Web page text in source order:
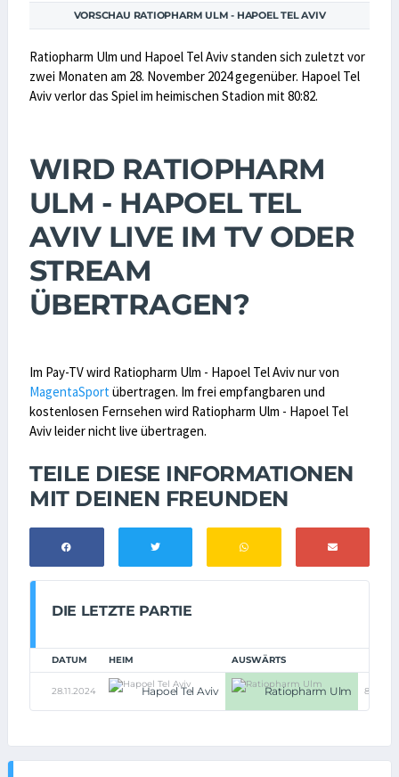
VORSCHAU RATIOPHARM ULM - HAPOEL TEL AVIV
Ratiopharm Ulm und Hapoel Tel Aviv standen sich zuletzt vor
zwei Monaten am 28. November 2024 gegenüber. Hapoel Tel
Aviv verlor das Spiel im heimischen Stadion mit 80:82.
WIRD RATIOPHARM
ULM - HAPOEL TEL
AVIV LIVE IM TV ODER
STREAM
ÜBERTRAGEN?
Im Pay-TV wird Ratiopharm Ulm - Hapoel Tel Aviv nur von
MagentaSportübertragen. Im frei empfangbaren und
kostenlosen Fernsehen wird Ratiopharm Ulm - Hapoel Tel
Aviv leider nicht live übertragen.
TEILE DIESE INFORMATIONEN
MIT DEINEN FREUNDEN
DIE LETZTE PARTIE
DATUM HEIM AUSWÄRTS
28.11.2024 Hapoel Tel Aviv Ratiopharm Ulm 80:82